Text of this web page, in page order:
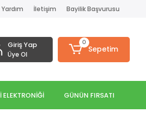
Yardım İletişim Bayilik Başvurusu
Giriş Yap
Üye Ol
0
Sepetim
ELEKTRONİĞİ GÜNÜN FIRSATI